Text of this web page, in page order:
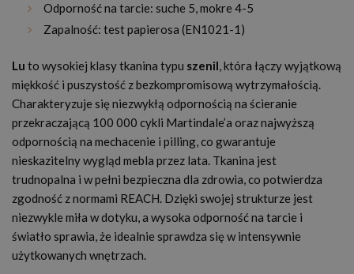
Odporność na tarcie: suche 5, mokre 4-5
Zapalność: test papierosa (EN1021-1)
Lu to wysokiej klasy tkanina typu szenil, która łączy wyjątkową
miękkość i puszystość z bezkompromisową wytrzymałością.
Charakteryzuje się niezwykłą odpornością na ścieranie
przekraczającą 100 000 cykli Martindale’a oraz najwyższą
odpornością na mechacenie i pilling, co gwarantuje
nieskazitelny wygląd mebla przez lata. Tkanina jest
trudnopalna i w pełni bezpieczna dla zdrowia, co potwierdza
zgodność z normami REACH. Dzięki swojej strukturze jest
niezwykle miła w dotyku, a wysoka odporność na tarcie i
światło sprawia, że idealnie sprawdza się w intensywnie
użytkowanych wnętrzach.